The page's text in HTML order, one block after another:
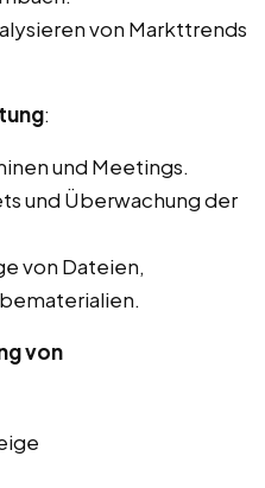
von Markttrends
:
und Meetings.
und Überwachung der
von Dateien,
von